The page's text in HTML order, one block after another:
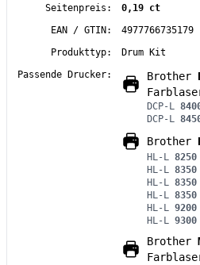
Seitenpreis:
0,19 ct
EAN / GTIN:
4977766735179
Produkttyp:
Drum Kit
Passende Drucker:
Brother
DCP-L
DCP-L
Brother
HL-L 8250
HL-L 8350
HL-L 8350
HL-L
HL-L 9200
HL-L 9300
Brother